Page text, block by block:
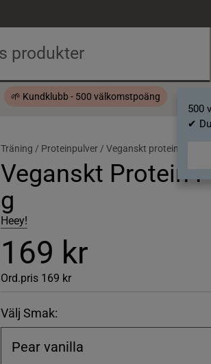
500
✔
🌱 Kundklubb - 500 välkomstpoäng
Träning / Proteinpulver / Veganskt proteinpulver
Veganskt Protein
g
Heey!
169 kr
Ord.pris 169 kr
Välj Smak:
Pear vanilla